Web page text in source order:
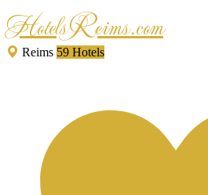
HotelsReims.com
Reims 59 Hotels